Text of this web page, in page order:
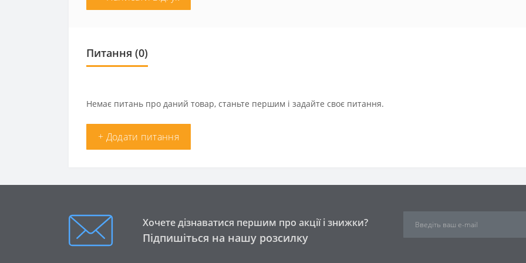
Питання (0)
Немає питань про даний товар, станьте першим і задайте своє питання.
+ Додати питання
Хочете дізнаватися першим про акції і знижки?
Підпишіться на нашу розсилку